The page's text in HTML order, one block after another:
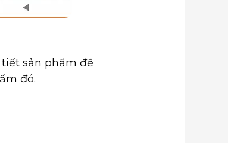
sản phẩm để
đó.